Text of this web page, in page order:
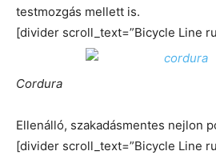
testmozgás mellett is.
[divider scroll_text=”Bicycle Line
Cordura
Ellenálló, szakadásmentes nejlon
[divider scroll_text=”Bicycle Line